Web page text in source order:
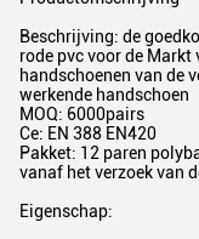
Beschrijving: de
rode pvc voor de
handschoenen van de
werkende handschoen
MOQ: 6000pairs
Ce: EN 388 EN420
Pakket: 12 paren
vanaf het verzoek van
Eigenschap: